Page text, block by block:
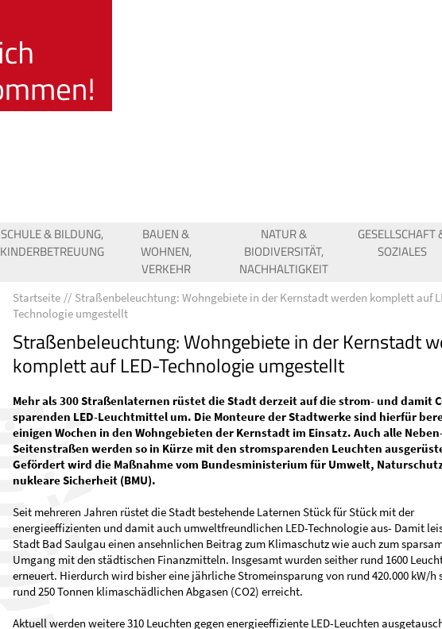
SCHULE & BILDUNG,
KINDERBETREUUNG
BAUEN &
WOHNEN,
VERKEHR
NATUR &
BIODIVERSITÄT,
NACHHALTIGKEIT
GESELLSCHAFT
SOZIALES
Startseite
Straßenbeleuchtung: Wohngebiete in der Kernstadt werden komplett auf
Technologie umgestellt
Straßenbeleuchtung: Wohngebiete in der Kernstadt
komplett auf LED-Technologie umgestellt
Mehr als 300 Straßenlaternen rüstet die Stadt derzeit auf die strom- und damit
sparenden LED-Leuchtmittel um. Die Monteure der Stadtwerke sind hierfür
einigen Wochen in den Wohngebieten der Kernstadt im Einsatz. Auch alle
Seitenstraßen werden so in Kürze mit den stromsparenden Leuchten
Gefördert wird die Maßnahme vom Bundesministerium für Umwelt,
nukleare Sicherheit (BMU).
Seit mehreren Jahren rüstet die Stadt bestehende Laternen Stück für Stück mit der
energieeffizienten und damit auch umweltfreundlichen LED-Technologie aus- Damit
Stadt Bad Saulgau einen ansehnlichen Beitrag zum Klimaschutz wie auch zum
Umgang mit den städtischen Finanzmitteln. Insgesamt wurden seither rund 1600
erneuert. Hierdurch wird bisher eine jährliche Stromeinsparung von rund 420.000 kW/h
rund 250 Tonnen klimaschädlichen Abgasen (CO2) erreicht.
Aktuell werden weitere 310 Leuchten gegen energieeffiziente LED-Leuchten